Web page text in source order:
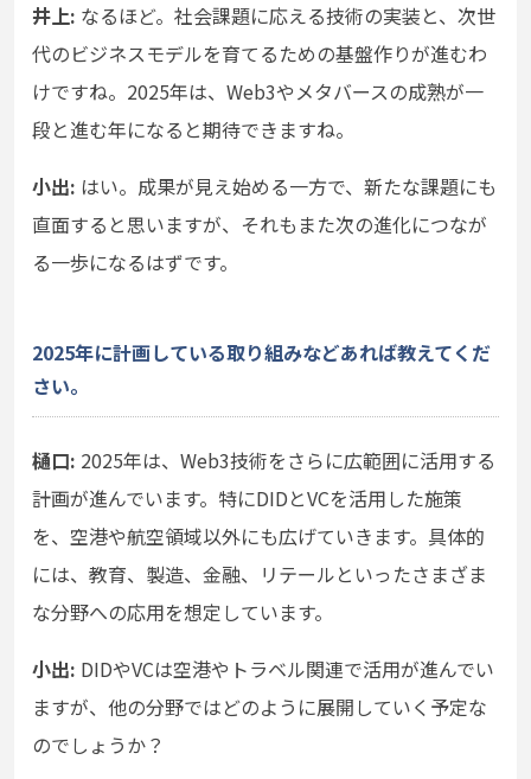
井上: なるほど。社会課題に応える技術の実装と、次世
代のビジネスモデルを育てるための基盤作りが進むわ
けですね。2025年は、Web3やメタバースの成熟が一
段と進む年になると期待できますね。
小出: はい。成果が見え始める一方で、新たな課題にも
直面すると思いますが、それもまた次の進化につなが
る一歩になるはずです。
2025年に計画している取り組みなどあれば教えてくだ
さい。
樋口: 2025年は、Web3技術をさらに広範囲に活用する
計画が進んでいます。特にDIDとVCを活用した施策
を、空港や航空領域以外にも広げていきます。具体的
には、教育、製造、金融、リテールといったさまざま
な分野への応用を想定しています。
小出: DIDやVCは空港やトラベル関連で活用が進んでい
ますが、他の分野ではどのように展開していく予定な
のでしょうか？